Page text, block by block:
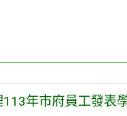
113年市府員工發表